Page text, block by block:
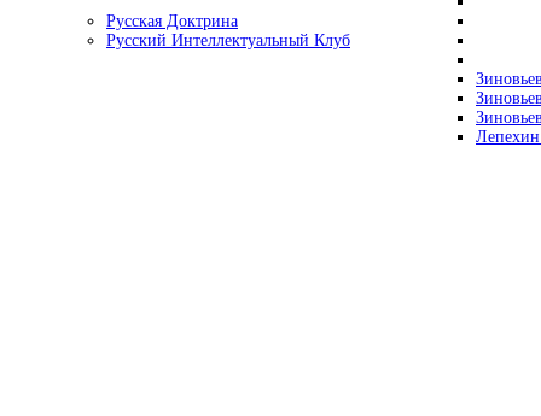
Русская Доктрина
Русский Интеллектуальный Клуб